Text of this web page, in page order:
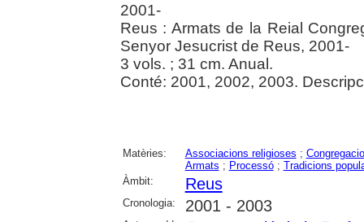
2001-
Reus : Armats de la Reial
Senyor Jesucrist de Reus, 2001-
3 vols. ; 31 cm. Anual.
Conté: 2001, 2002, 2003.
Matèries: Associacions religioses ;
Armats ; Processó; Tradicions
Àmbit:
Reus
Cronologia: 2001 - 2003